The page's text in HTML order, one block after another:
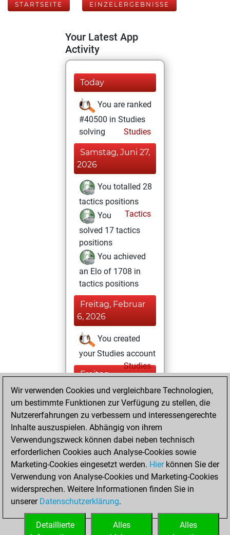
STARTSEITE EINZELERGEBNISSE
Your Latest App
Activity
Today
You are ranked
#40500 in Studies
solving
Studies
Samstag, Juni 27,
2026
You totalled 28
tactics positions
Tactics
You
solved 17 tactics
positions
You achieved
an Elo of 1708 in
tactics positions
Freitag, Februar
6, 2026
You created
your Studies account
Studies
Freitag,
November 7, 2025
You had a best
sprint of 15 positions
Tactics
Dienstag,
Februar 24, 2015
You played 8
blitz games
Play
You scored +4
=0 -4 in blitz
Wir verwenden Cookies und vergleichbare Technologien,
um bestimmte Funktionen zur Verfügung zu stellen, die
Nutzererfahrungen zu verbessern und interessengerechte
Inhalte auszuspielen. Abhängig von ihrem
Verwendungszweck können dabei neben technisch
erforderlichen Cookies auch Analyse-Cookies sowie
Marketing-Cookies eingesetzt werden. Hierkönnen Sie der
Verwendung von Analyse-Cookies und Marketing-Cookies
widersprechen. Weitere Informationen finden Sie in
unserer Datenschutzerklärung.
Alles
Alles
Detaillierte